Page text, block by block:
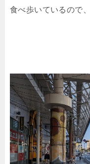
食べ歩いているので